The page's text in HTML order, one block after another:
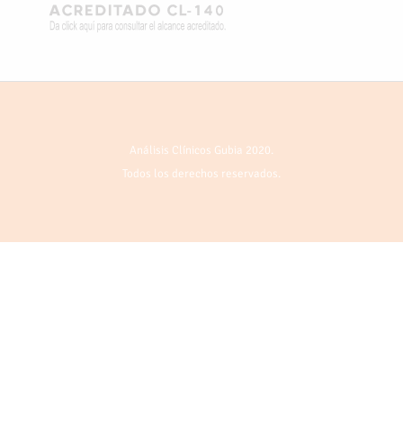
Análisis Clínicos Gubia 2020.
Todos los derechos reservados.